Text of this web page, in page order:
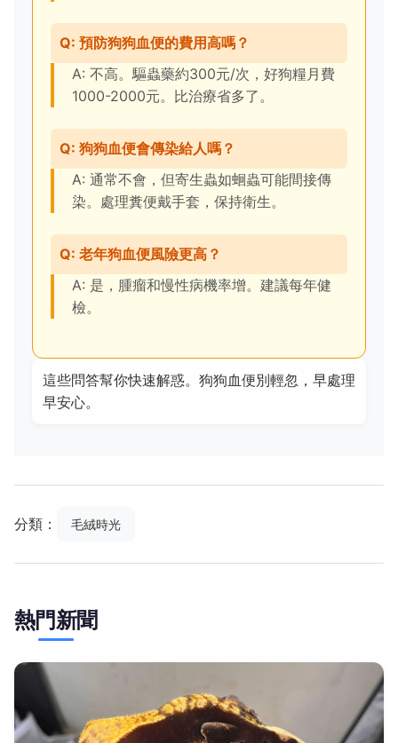
Q: 預防狗狗血便的費用高嗎？
A: 不高。驅蟲藥約300元/次，好狗糧月費
1000-2000元。比治療省多了。
Q: 狗狗血便會傳染給人嗎？
A: 通常不會，但寄生蟲如蛔蟲可能間接傳
染。處理糞便戴手套，保持衛生。
Q: 老年狗血便風險更高？
A: 是，腫瘤和慢性病機率增。建議每年健
檢。
這些問答幫你快速解惑。狗狗血便別輕忽，早處理
早安心。
分類： 毛絨時光
熱門新聞